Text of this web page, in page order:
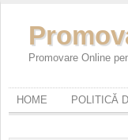
Promovare Online
HOME POLITICĂ